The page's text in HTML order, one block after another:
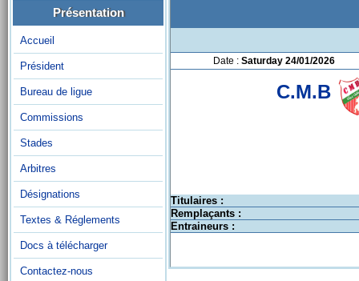
Présentation
Accueil
Président
Bureau de ligue
Commissions
Stades
Arbitres
Désignations
Textes & Réglements
Docs à télécharger
Contactez-nous
Date : Saturday 24/01/2026
C.M.B
Titulaires :
Remplaçants :
Entraineurs :